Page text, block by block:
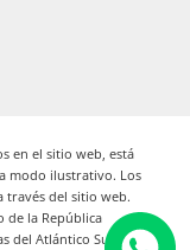
en el sitio web, está
modo ilustrativo. Los
través del sitio web.
de la República
del Atlántico Sur. Las